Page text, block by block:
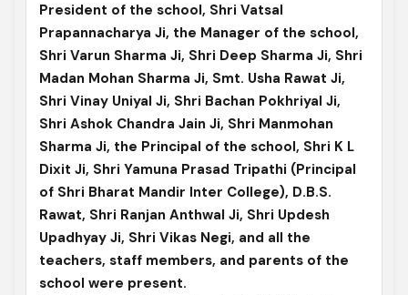
President of the school, Shri Vatsal
Prapannacharya Ji, the Manager of the school,
Shri Varun Sharma Ji, Shri Deep Sharma Ji, Shri
Madan Mohan Sharma Ji, Smt. Usha Rawat Ji,
Shri Vinay Uniyal Ji, Shri Bachan Pokhriyal Ji,
Shri Ashok Chandra Jain Ji, Shri Manmohan
Sharma Ji, the Principal of the school, Shri K L
Dixit Ji, Shri Yamuna Prasad Tripathi (Principal
of Shri Bharat Mandir Inter College), D.B.S.
Rawat, Shri Ranjan Anthwal Ji, Shri Updesh
Upadhyay Ji, Shri Vikas Negi, and all the
teachers, staff members, and parents of the
school were present.